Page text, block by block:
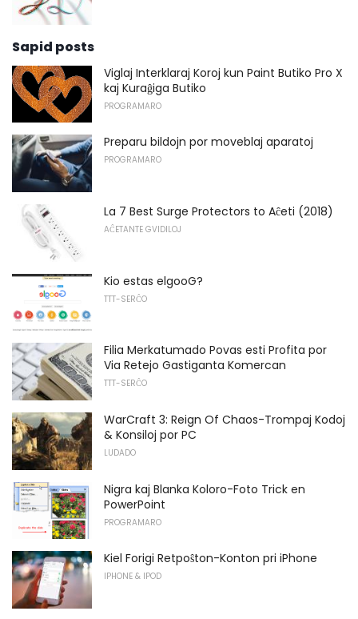
Sapid posts
Viglaj Interklaraj Koroj kun Paint Butiko Pro X
kaj Kuraĝiga Butiko
PROGRAMARO
Preparu bildojn por moveblaj aparatoj
PROGRAMARO
La 7 Best Surge Protectors to Aĉeti (2018)
AĈETANTE GVIDILOJ
Kio estas elgooG?
TTT-SERĈO
Filia Merkatumado Povas esti Profita por
Via Retejo Gastiganta Komercan
TTT-SERĈO
WarCraft 3: Reign Of Chaos-Trompaj Kodoj
& Konsiloj por PC
LUDADO
Nigra kaj Blanka Koloro-Foto Trick en
PowerPoint
PROGRAMARO
Kiel Forigi Retpoŝton-Konton pri iPhone
IPHONE & IPOD